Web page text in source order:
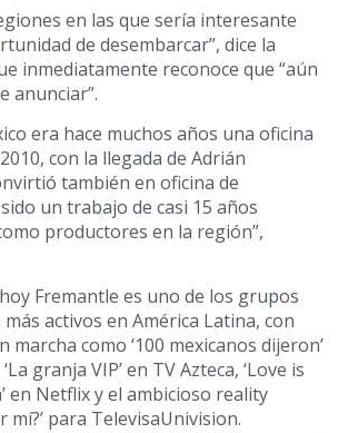
en las que sería interesante
de desembarcar”, dice la
inmediatamente reconoce que “aún
anunciar”.
era hace muchos años una oficina
con la llegada de Adrián
también en oficina de
un trabajo de casi 15 años
productores en la región”,
Fremantle es uno de los grupos
activos en América Latina, con
marcha como ‘100 mexicanos dijeron’
‘La granja VIP’ en TV Azteca, ‘Love is
en Netflix y el ambicioso reality
mí?’ para TelevisaUnivision.